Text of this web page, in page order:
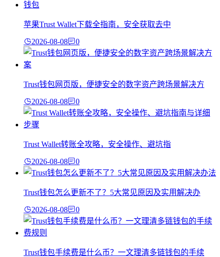
苹果Trust Wallet下载全指南，安全获取去中
2026-08-08 0
Trust钱包网页版，便捷安全的数字资产跨场景解决方
2026-08-08 0
Trust Wallet转账全攻略，安全操作、避坑指
2026-08-08 0
Trust钱包怎么更新不了？5大常见原因及实用解决办
2026-08-08 0
Trust钱包手续费是什么币？一文理清多链钱包的手续